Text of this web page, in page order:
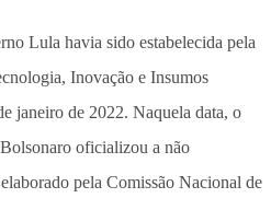
Lula havia sido estabelecida pela
Inovação e Insumos
janeiro de 2022. Naquela data, o
oficializou a não
pela Comissão Nacional de